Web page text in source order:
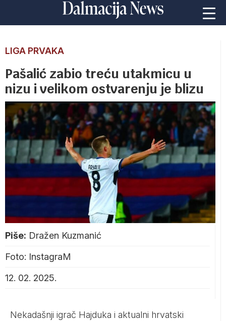
LIGA PRVAKA
Pašalić zabio treću utakmicu u
nizu i velikom ostvarenju je blizu
Piše: Dražen Kuzmanić
Foto: InstagraM
12. 02. 2025.
Nekadašnji igrač Hajduka i aktualni hrvatski